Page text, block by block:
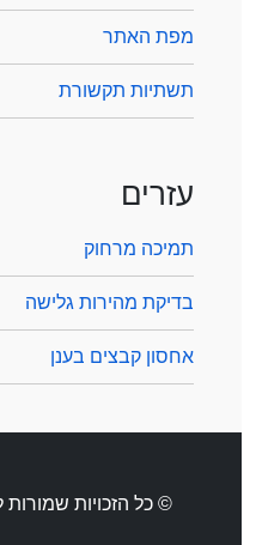
מפת האתר
תשתיות תקשורת
עזרים
תמיכה מרחוק
בדיקת מהירות גלישה
אחסון קבצים בענן
© כל הזכויות שמורות